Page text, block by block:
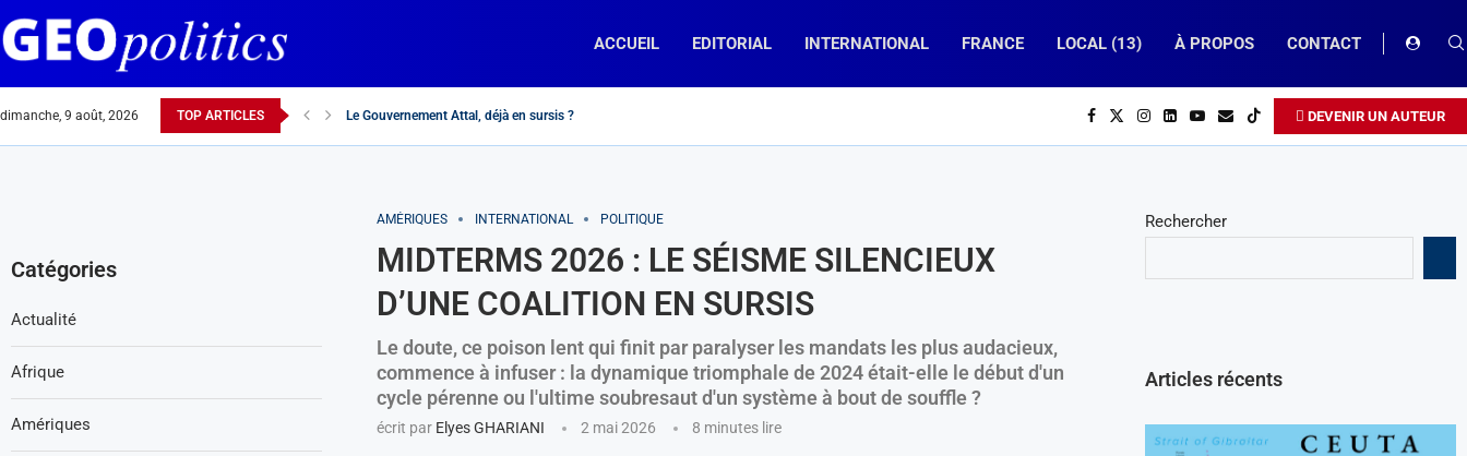
ACCUEIL EDITORIAL INTERNATIONAL FRANCE LOCAL (13) À PROPOS CONTACT
dimanche, 9 août, 2026 TOP ARTICLES
Le Gouvernement Attal, déjà en sursis ?
Elections européennes : « Rassemblement National » et « La France Insoumise », des chemins...
Interview de Monsieur Abdoulkader Kamil Mohamed, Premier ministre de Djibouti
La langue française au Maghreb : « fin de la divine idylle »...
Réchauffement France-Maroc : encore un effort !
Dans l’affaire de l’UNRWA, la diplomatie macronienne telle un mouton de...
Rachida Dati « n’ayez pas peur » dit-elle…
Hannibal, source d’inspiration pour Napoléon
France-Maroc : alliés ou concurrents en Afrique Subsaharienne?
Pourquoi l’hydre antisémite prospère-t-elle en France (et ailleurs…) ?
DEVENIR UN AUTEUR
AMÉRIQUES INTERNATIONAL POLITIQUE
MIDTERMS 2026 : LE SÉISME SILENCIEUX
D’UNE COALITION EN SURSIS
Le doute, ce poison lent qui finit par paralyser les mandats les plus audacieux,
commence à infuser : la dynamique triomphale de 2024 était-elle le début d'un
cycle pérenne ou l'ultime soubresaut d'un système à bout de souffle ?
écrit par Elyes GHARIANI 2 mai 2026 8 minutes lire
Rechercher
Articles récents
Catégories
Actualité
Afrique
Amériques